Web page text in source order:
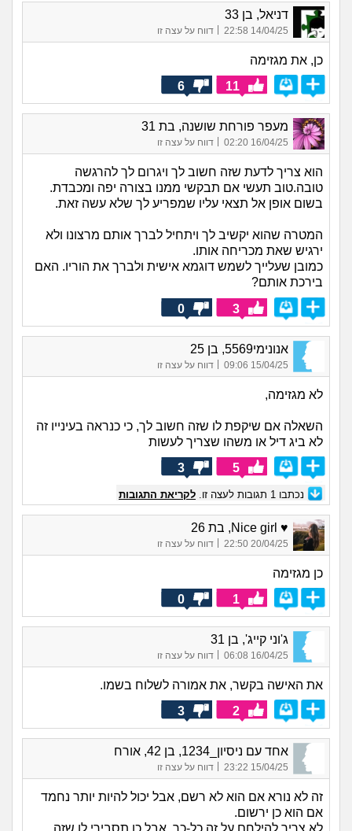
דניאל, בן 33
14/04/25 22:58 דווח על עצה זו
כן, את מגזימה
11
6
מעפר פורחת שושנה, בת 31
16/04/25 02:20 דווח על עצה זו
הוא צריך לדעת שזה חשוב לך ויגרום לך להרגשה
טובה.טוב תעשי אם תבקשי ממנו בצורה יפה ומכבדת.
בשום אופן אל תצאי עליו שמפריע לך שלא עשה זאת.
המטרה שהוא יקשיב לך ויתחיל לברך אותם מרצונו ולא
ירגיש שאת מכריחה אותו.
כמובן שעלייך לשמש דוגמא אישית ולברך את הוריו. האם
בירכת אותם?
3
0
אנונימי5569, בן 25
15/04/25 09:06
| דווח על עצה זו
לא מגזימה,
השאלה אם שיקפת לו שזה חשוב לך, כי כנראה בעינייו זה
לא ביג דיל או משהו שצריך לעשות
5
3
נכתבו 1 תגובות לעצה זו. לקריאת התגובות
♥ Nice girl, בת 26
20/04/25 22:50
| דווח על עצה זו
כן מגזימה
1
0
ג'וני קייג', בן 31
16/04/25 06:08 דווח על עצה זו
את האישה בקשר, את אמורה לשלוח בשמו.
2
3
אחד עם ניסיון_1234, בן 42, אורח
15/04/25 23:22 דווח על עצה זו
זה לא נורא אם הוא לא רשם, אבל יכול להיות יותר נחמד
אם הוא כן ירשום.